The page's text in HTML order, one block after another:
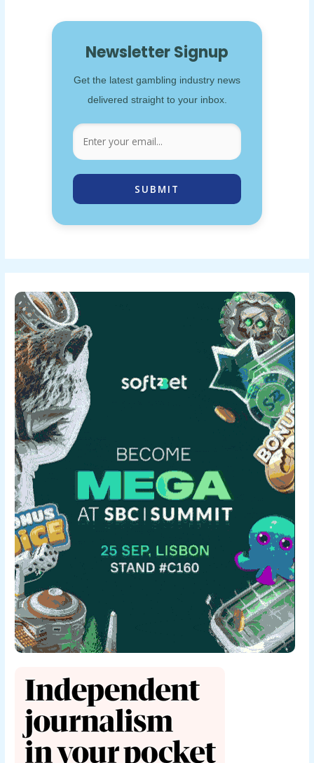
Newsletter Signup
Get the latest gambling industry news
delivered straight to your inbox.
SUBMIT